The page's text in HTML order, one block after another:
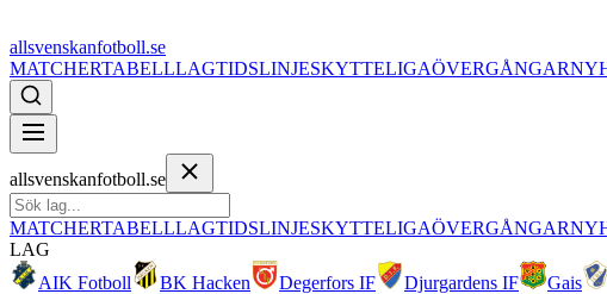
allsvenskanfotboll.se
MATCHERTABELLLAGTIDSLINJESKYTTELIGAÖVERGÅNGAR
allsvenskanfotboll.se
MATCHERTABELLLAGTIDSLINJESKYTTELIGAÖVERGÅNGAR
LAG
AIK Fotboll
BK Hacken Degerfors IF Djurgardens IF Gais